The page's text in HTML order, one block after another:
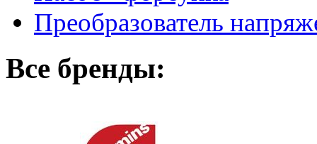
Преобразователь
Все бренды: